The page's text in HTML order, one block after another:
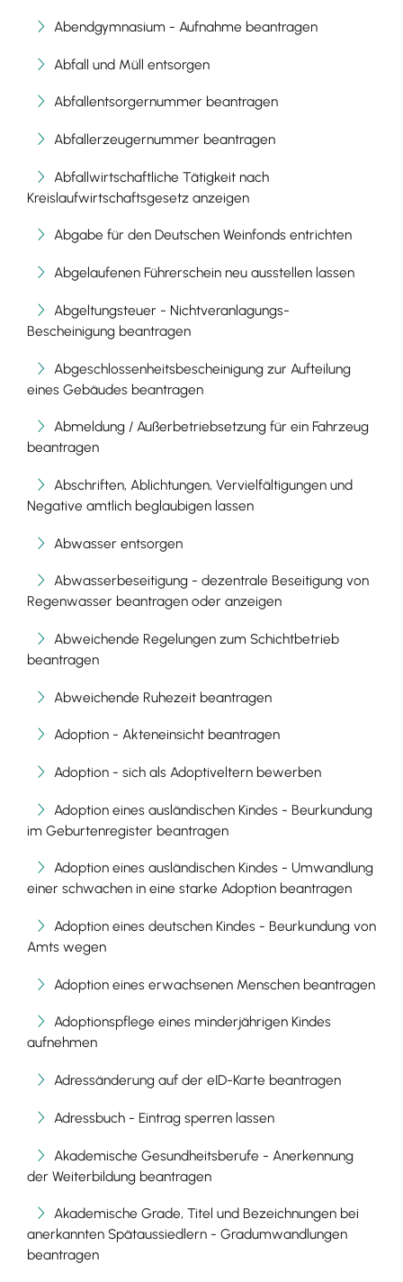
Abendgymnasium - Aufnahme beantragen
Abfall und Müll entsorgen
Abfallentsorgernummer beantragen
Abfallerzeugernummer beantragen
Abfallwirtschaftliche Tätigkeit nach
Kreislaufwirtschaftsgesetz anzeigen
Abgabe für den Deutschen Weinfonds entrichten
Abgelaufenen Führerschein neu ausstellen lassen
Abgeltungsteuer - Nichtveranlagungs-
Bescheinigung beantragen
Abgeschlossenheitsbescheinigung zur Aufteilung
eines Gebäudes beantragen
Abmeldung / Außerbetriebsetzung für ein Fahrzeug
beantragen
Abschriften, Ablichtungen, Vervielfältigungen und
Negative amtlich beglaubigen lassen
Abwasser entsorgen
Abwasserbeseitigung - dezentrale Beseitigung von
Regenwasser beantragen oder anzeigen
Abweichende Regelungen zum Schichtbetrieb
beantragen
Abweichende Ruhezeit beantragen
Adoption - Akteneinsicht beantragen
Adoption - sich als Adoptiveltern bewerben
Adoption eines ausländischen Kindes - Beurkundung
im Geburtenregister beantragen
Adoption eines ausländischen Kindes - Umwandlung
einer schwachen in eine starke Adoption beantragen
Adoption eines deutschen Kindes - Beurkundung von
Amts wegen
Adoption eines erwachsenen Menschen beantragen
Adoptionspflege eines minderjährigen Kindes
aufnehmen
Adressänderung auf der eID-Karte beantragen
Adressbuch - Eintrag sperren lassen
Akademische Gesundheitsberufe - Anerkennung
der Weiterbildung beantragen
Akademische Grade, Titel und Bezeichnungen bei
anerkannten Spätaussiedlern - Gradumwandlungen
beantragen